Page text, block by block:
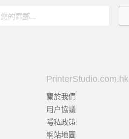
PrinterStudio.com.hk
關於我們
用户協議
隱私政策
網站地圖